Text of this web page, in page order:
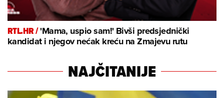
RTL.HR /'Mama, uspio sam!' Bivši predsjednički
kandidat i njegov nećak kreću na Zmajevu rutu
NAJČITANIJE